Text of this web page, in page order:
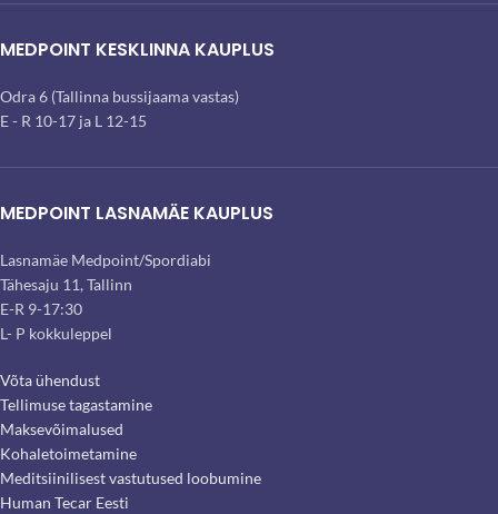
MEDPOINT KESKLINNA KAUPLUS
Odra 6 (Tallinna bussijaama vastas)
E - R 10-17 ja L 12-15
MEDPOINT LASNAMÄE KAUPLUS
Lasnamäe Medpoint/Spordiabi
Tähesaju 11, Tallinn
E-R 9-17:30
L- P kokkuleppel
Võta ühendust
Tellimuse tagastamine
Maksevõimalused
Kohaletoimetamine
Meditsiinilisest vastutused loobumine
Human Tecar Eesti